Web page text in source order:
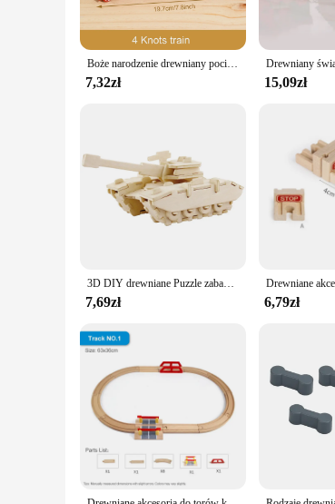
**Versatile and Festive Decor**
This set is not just a display piece; it's a
decorations. The sets are designed to be
home or to stock up for a holiday sale, this
Crafted from high-quality wood, this
long-lasting addition to your decor. The set
festive ambiance, and the performance and
Boże narodzenie drewniany pociąg ozdoby świąteczne ozdoby świąteczne do domu 2024 ozdoba na choinkę Noel Navidad prezenty na nowy rok
7,32zł 15,09zł
3D DIY drewniane Puzzle zabawka seria wojskowa czołg pojazd zestaw modeli kreatywne zmontowane edukacyjne Puzzle zabawki prezenty dla dzieci dzieci
7,69zł 6,79zł